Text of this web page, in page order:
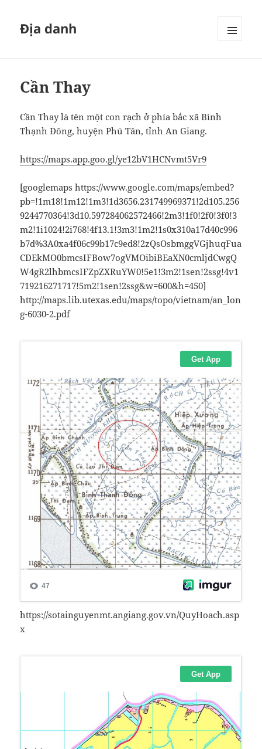
Địa danh
Cần Thay
Cần Thay là tên một con rạch ở phía bắc xã Bình
Thạnh Đông, huyện Phú Tân, tỉnh An Giang.
https://maps.app.goo.gl/ye12bV1HCNvmt5Vr9
[googlemaps https://www.google.com/maps/embed?
pb=!1m18!1m12!1m3!1d3656.231749969371!2d105.256
9244770364!3d10.597284062572466!2m3!1f0!2f0!3f0!3
m2!1i1024!2i768!4f13.1!3m3!1m2!1s0x310a17d40c996
b7d%3A0xa4f06c99b17c9ed8!2zQsOsbmggVGjhuqFua
CDEkMO0bmcsIFBow7ogVMOibiBEaXN0cmljdCwgQ
W4gR2lhbmcsIFZpZXRuYW0!5e1!3m2!1sen!2ssg!4v1
719216271717!5m2!1sen!2ssg&w=600&h=450]
http://maps.lib.utexas.edu/maps/topo/vietnam/an_lon
g-6030-2.pdf
https://sotainguyenmt.angiang.gov.vn/QuyHoach.asp
x